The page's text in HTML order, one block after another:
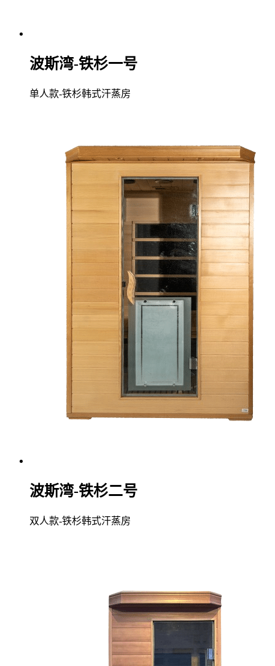
波斯湾-铁杉一号
单人款-铁杉韩式汗蒸房
波斯湾-铁杉二号
双人款-铁杉韩式汗蒸房